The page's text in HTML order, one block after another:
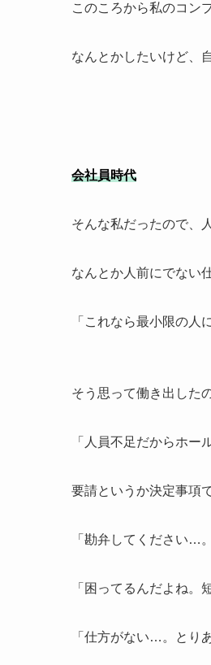
このころから私のコン
なんとかしたいけど、
会社員時代
そんな私だったので、
なんとか人前にでない
「これなら最小限の人
そう思って働き出した
「人員不足だからホー
要請というか決定事項
「勘弁してください…
「困ってるんだよね。
「仕方がない…。とり